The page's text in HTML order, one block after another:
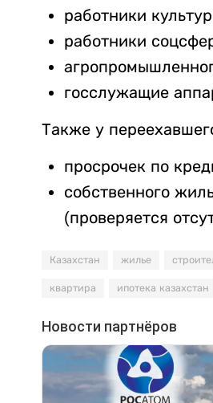
работники
работники
госслужащие
Также у
просрочек по
собственного
(проверяется
Казахстан жилье
квартира ипотека казахстан